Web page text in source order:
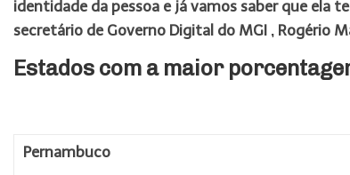
identidade da pessoa e já vamos saber que ela
secretário de Governo Digital do MGI , Rogério
Estados com a maior
Pernambuco